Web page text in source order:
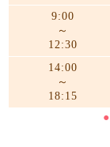
9:00
～
12:30
14:00
～
18:15
●